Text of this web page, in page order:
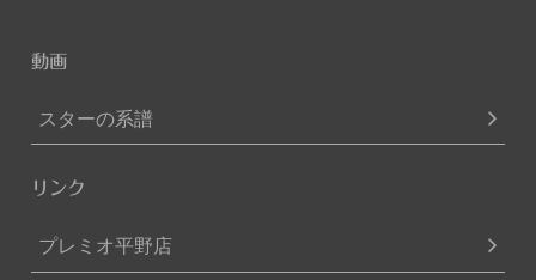
動画
スターの系譜
リンク
プレミオ平野店